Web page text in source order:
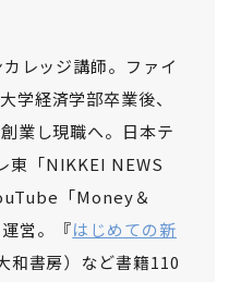
レッジ講師。ファイ
学経済学部卒業後、
業し現職へ。日本テ
東「NIKKEI NEWS
「Money＆
営。『はじめての新
和書房）など書籍110